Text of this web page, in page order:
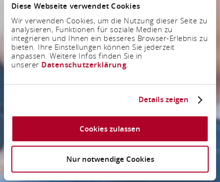
Diese Webseite verwendet Cookies
Wir verwenden Cookies, um die Nutzung dieser Seite zu
analysieren, Funktionen für soziale Medien zu
integrieren und Ihnen ein besseres Browser-Erlebnis zu
bieten. Ihre Einstellungen können Sie jederzeit
anpassen. Weitere Infos finden Sie in
unserer Datenschutzerklärung.
Details zeigen
Cookies zulassen
Nur notwendige Cookies